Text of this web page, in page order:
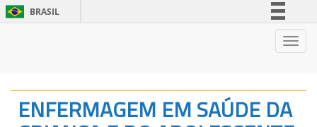
BRASIL
Acesso à informação
Legislação
ENFERMAGEM EM SAÚDE DA